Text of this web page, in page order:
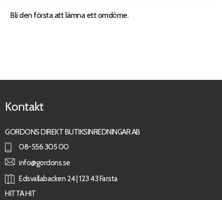
Bli den första att lämna ett omdöme.
Kontakt
GORDONS DIREKT BUTIKSINREDNINGAR AB
08-556 305 00
info@gordons.se
Edsvallabacken 24 | 123 43 Farsta
HITTA HIT